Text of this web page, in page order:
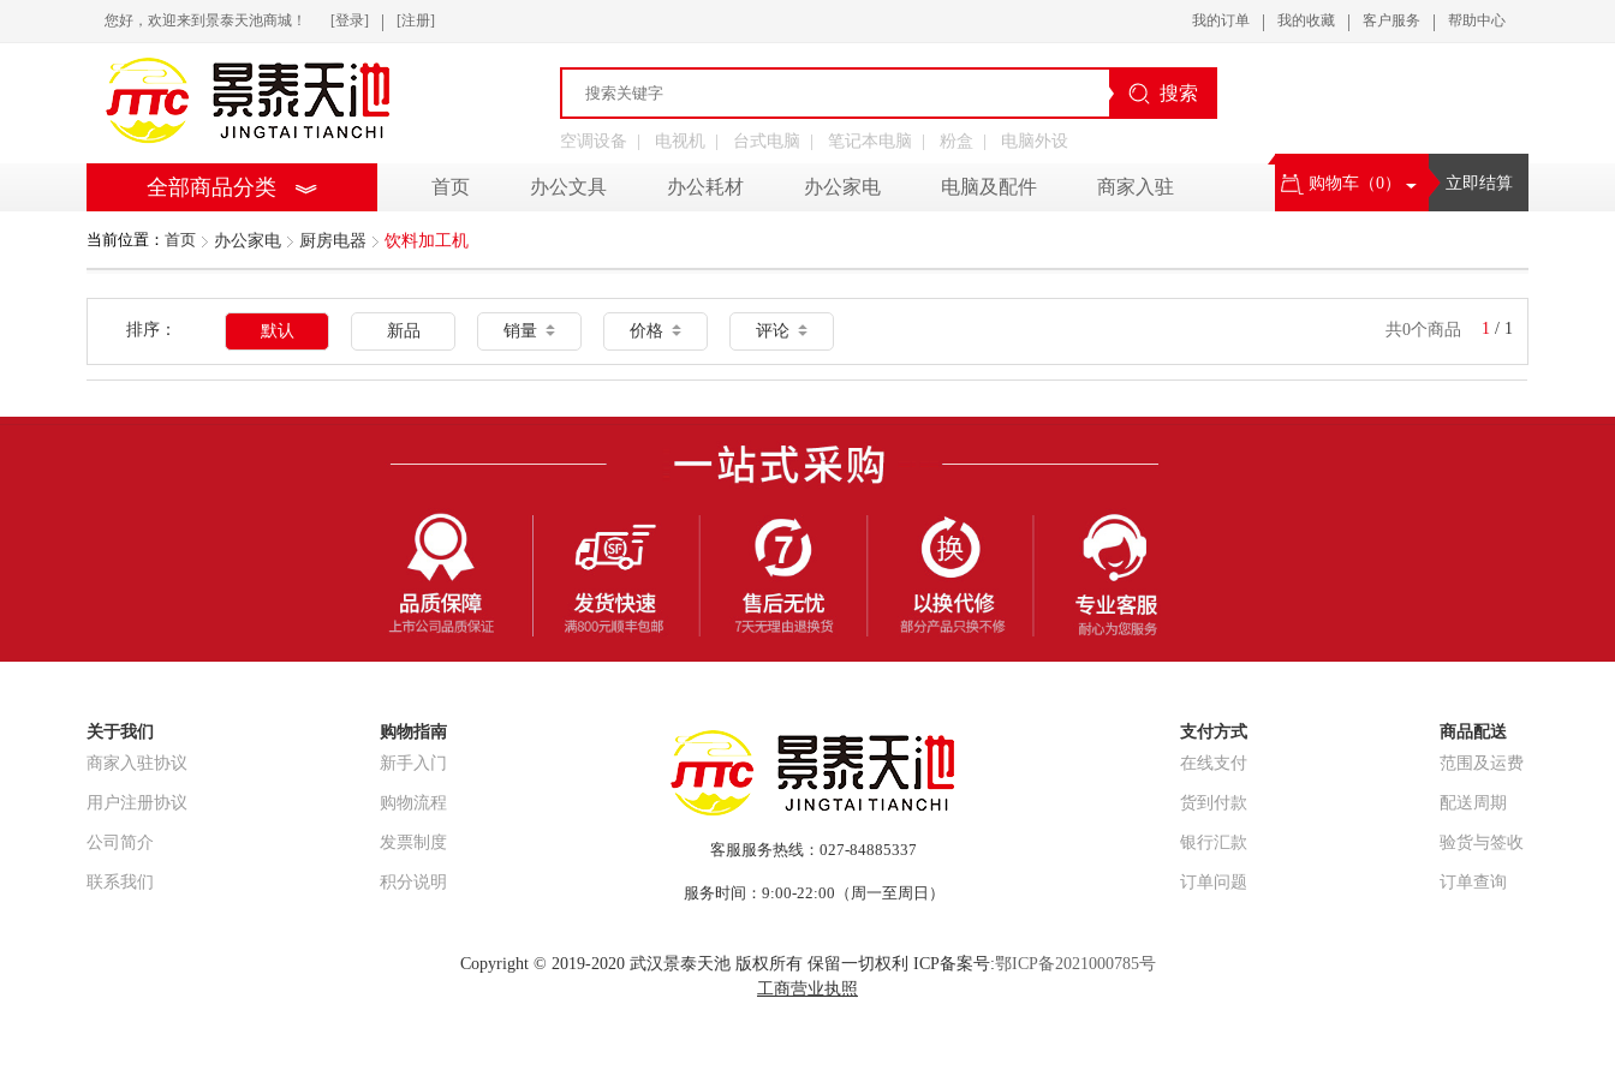
您好，欢迎来到景泰天池商城！ [登录] | [注册] 我的订单 | 我的收藏 | 客户服务 | 帮助中心
搜索
空调设备 电视机 台式电脑 笔记本电脑 粉盒 电脑外设
全部商品分类 首页 办公文具 办公耗材 办公家电 电脑及配件 商家入驻 购物车（0） 立即结算
当前位置： 首页 办公家电 厨房电器 饮料加工机
排序： 默认 新品 销量 价格 评论 共0个商品 1 / 1
关于我们
商家入驻协议
用户注册协议
公司简介
联系我们
购物指南
新手入门
购物流程
发票制度
积分说明
客服服务热线：027-84885337
服务时间：9:00-22:00（周一至周日）
支付方式
在线支付
货到付款
银行汇款
订单问题
商品配送
范围及运费
配送周期
验货与签收
订单查询
Copyright © 2019-2020 武汉景泰天池 版权所有 保留一切权利 ICP备案号:鄂ICP备2021000785号
工商营业执照